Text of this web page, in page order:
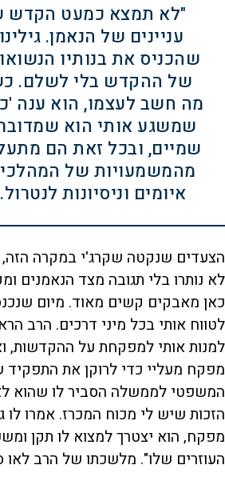
"לא תמצא כמעט הקדש
עניינים של הנאמן.
שהכניס את בנותיו
של ההקדש בלי לשלם.
מה חשב לעצמו, הוא ענה
שמשגע אותי הוא
שמיים, ובכל זאת הם
מהמשמעויות של
איומים וניסיונות
הצעדים שנקטה שקרג'י במקרה הזה,
לא נותרו בלי תגובה מצד הנאמנים
כאן מאבקים קשים מאוד. מיום
לטווח אותי בכל מיני דרכים. הרב
למנות אותי למפקחת על ההקדשות,
מפקח מעליי כדי לרוקן את התפקיד
המשפטי לממשלה הסביר לו שהוא
הזכות שיש לי מכוח המכרז. אמרו
מפקח, הוא יצטרך למצוא לו תקן
העוזרים שלו". מלשכתו של הרב לאו